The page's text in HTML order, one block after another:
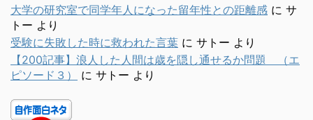
大学の研究室で同学年人になった留年性との距離感 に サ
トー より
受験に失敗した時に救われた言葉 に サトー より
【200記事】浪人した人間は歳を隠し通せるか問題 （エ
ピソード３）
に サトー より